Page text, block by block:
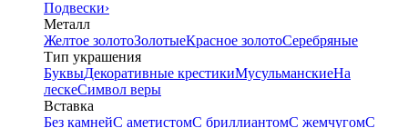
Подвески›
Металл
Желтое золотоЗолотыеКрасное золотоСеребряные
Тип украшения
БуквыДекоративные крестикиМусульманскиеНа
лескеСимвол веры
Вставка
Без камнейС аметистомС бриллиантомС жемчугомС